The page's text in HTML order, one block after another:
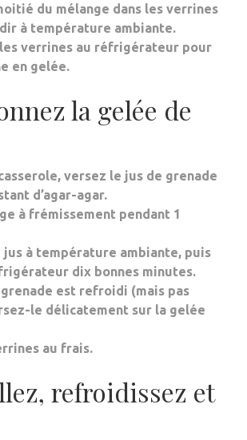
du mélange dans les verrines
à température ambiante.
verrines au réfrigérateur pour
en gelée.
la gelée de
versez le jus de grenade
d’agar-agar.
à frémissement pendant 1
à température ambiante, puis
dix bonnes minutes.
est refroidi (mais pas
le délicatement sur la gelée
au frais.
refroidissez et